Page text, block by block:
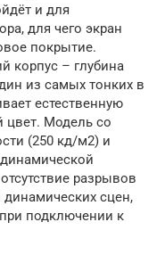
и для
для чего экран
покрытие.
корпус – глубина
из самых тонких в
естественную
цвет. Модель со
(250 кд/м2) и
разрывов
сцен,
при подключении к